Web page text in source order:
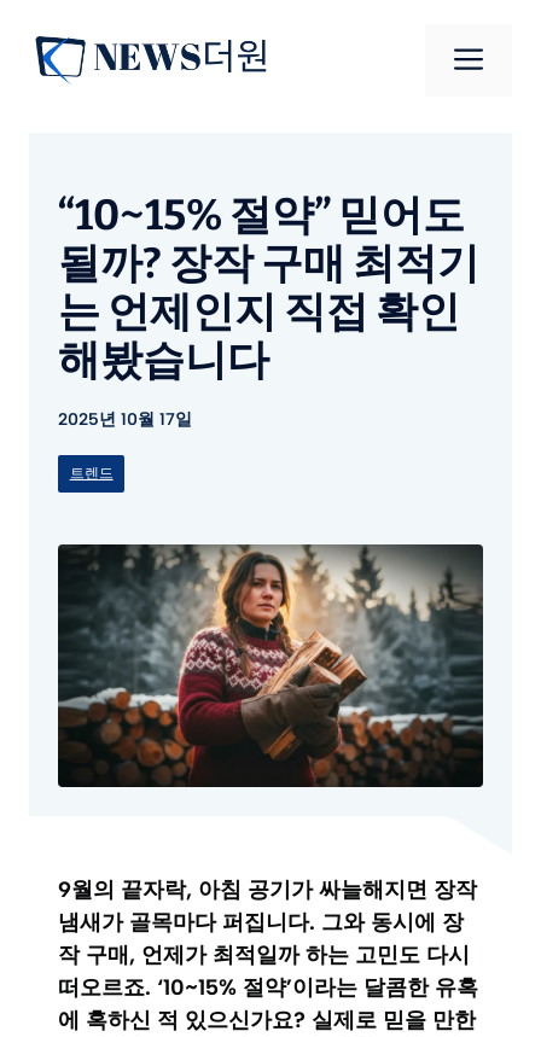
메
“10~15% 절약” 믿어도
될까? 장작 구매 최적기
는 언제인지 직접 확인
해봤습니다
2025년 10월 17일
트렌드
9월의 끝자락, 아침 공기가 싸늘해지면 장작
냄새가 골목마다 퍼집니다. 그와 동시에 장
작 구매, 언제가 최적일까 하는 고민도 다시
떠오르죠. ‘10~15% 절약’이라는 달콤한 유혹
에 혹하신 적 있으신가요? 실제로 믿을 만한